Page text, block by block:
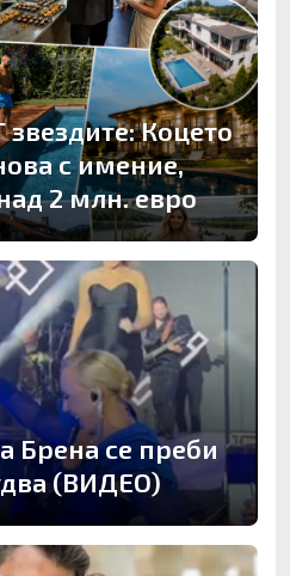
Коцето
с имение,
2 млн. евро
Брена се преби
(ВИДЕО)